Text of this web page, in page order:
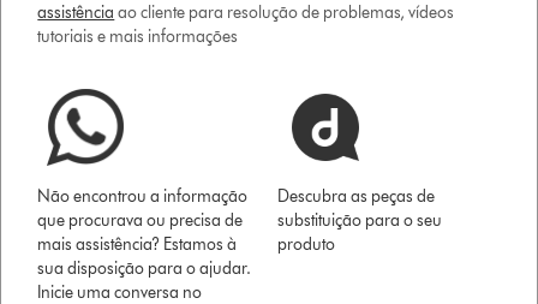
assistência ao cliente para resolução de problemas, vídeos
tutoriais e mais informações
Não encontrou a informação
que procurava ou precisa de
mais assistência? Estamos à
sua disposição para o ajudar.
Inicie uma conversa no
Descubra as peças de
substituição para o seu
produto